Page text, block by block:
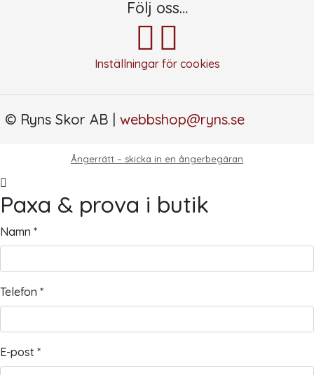
Följ oss…
Inställningar för cookies
© Ryns Skor AB |webbshop@ryns.se
Ångerrätt – skicka in en ångerbegäran
Paxa & prova i butik
Namn *
Telefon *
E-post *